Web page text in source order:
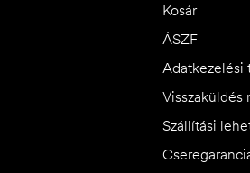
Kosár
ÁSZF
Adatkezelési
Visszaküldés
Szállítási